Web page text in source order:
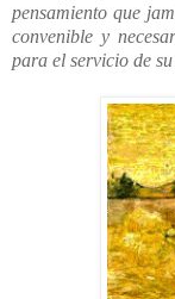
pensamiento que
convenible y
para el servicio de